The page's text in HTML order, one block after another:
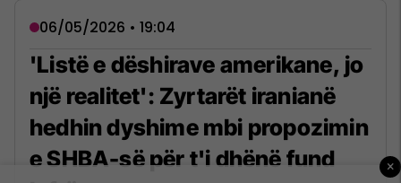
06/05/2026 • 19:04
'Listë e dëshirave amerikane, jo
një realitet': Zyrtarët iranianë
hedhin dyshime mbi propozimin
e SHBA-së për t'i dhënë fund
×